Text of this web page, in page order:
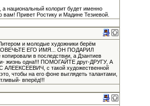
национальный колорит будет именно
вам! Привет Ростику и Мадине Тезиевой.
и молодые художники берём
ЕГО ИМЯ... ОН ПОДАРИЛ
в последствии, а Дзантиев
жизнь одна!!! ПОМОГАЙТЕ друг-ДРУГУ, А
с такой художественной
чтобы на его фоне выглядеть талантами,
вперёд!!!